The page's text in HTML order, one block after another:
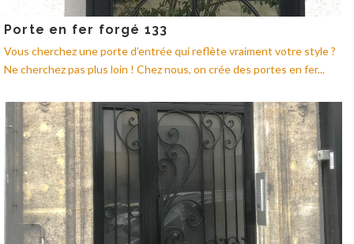
Porte en fer forgé 133
Vous cherchez une porte d’entrée qui reflète vraiment votre style ?
Ne cherchez pas plus loin ! Chez nous, on crée des portes en fer...